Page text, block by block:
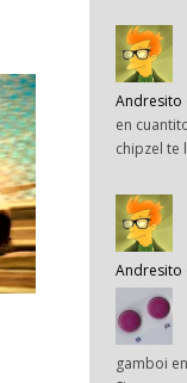
Andresito
en
chipzel te
Andresito
gamboi en